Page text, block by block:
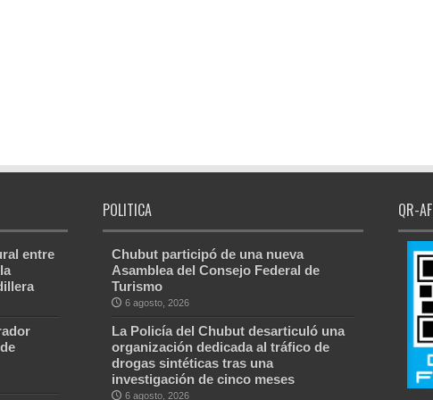
entre
POLITICA
Chubut participó de una nueva
Asamblea del Consejo Federal de
Turismo
6 agosto, 2026
La Policía del Chubut desarticuló una
organización dedicada al tráfico de
drogas sintéticas tras una
investigación de cinco meses
6 agosto, 2026
QR-